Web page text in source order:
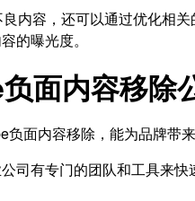
内容，还可以通过优化相
的曝光度。
面内容移除
面内容移除，能为品牌带
公司有专门的团队和工具来